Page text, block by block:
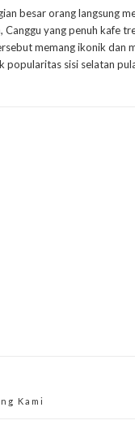
besar orang langsung
Canggu yang penuh kafe
memang ikonik dan
popularitas sisi selatan
Kami